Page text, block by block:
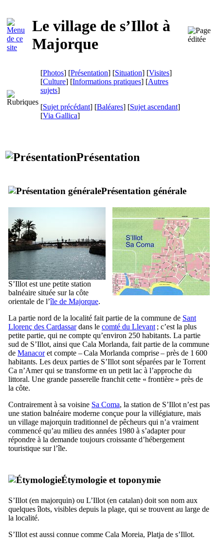
Le village de s’Illot à
Majorque
[Photos] [Présentation] [Situation] [Visites]
[Culture] [Informations pratiques] [Autres
sujets]
[Sujet précédant] [Baléares] [Sujet ascendant]
[Via Gallica]
Présentation
Présentation générale
S’Illot est une petite station
balnéaire située sur la côte
orientale de l’île de Majorque.
La partie nord de la localité fait partie de la commune de Sant
Llorenç des Cardassardans le comté du Llevant ; c’est la plus
petite partie, qui ne compte qu’environ 250 habitants. La partie
sud de S’Illot, ainsi que Cala Morlanda, fait partie de la commune
de Manacoret compte –Cala Morlanda comprise – près de 1 600
habitants. Les deux parties de S’Illot sont séparées par le Torrent
Ca n’Amerqui se transforme en un petit lac à l’approche du
littoral. Une grande passerelle franchit cette « frontière » près de
la côte.
Contrairement à sa voisine Sa Coma, la station de S’Illot n’est pas
une station balnéaire moderne conçue pour la villégiature, mais
un village majorquin traditionnel de pêcheurs qui n’a vraiment
commencé qu’au milieu des années 1980 à s’adapter pour
répondre à la demande toujours croissante d’hébergement
touristique sur l’île.
Étymologie et toponymie
S’Illot (en majorquin) ou L’Illot (en catalan) doit son nom aux
quelques îlots, visibles depuis la plage, qui se trouvent au large de
la localité.
S’Illot est aussi connue comme Cala Moreia, Platja de s’Illot.